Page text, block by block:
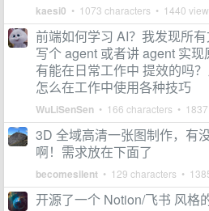
kaesi0 • 1073 characters • 1440
前端如何学习 AI？我发现所
写个 agent 或者讲 agent 实
有能在日常工作中 提效的吗？
怎么在工作中使用各种技巧
WuLiSenSen • 166 characters •
3D 全域高清一张图制作，有
啊！需求放在下面了
becomesilent • 129 characters •
开源了一个 Notion/飞书 风格